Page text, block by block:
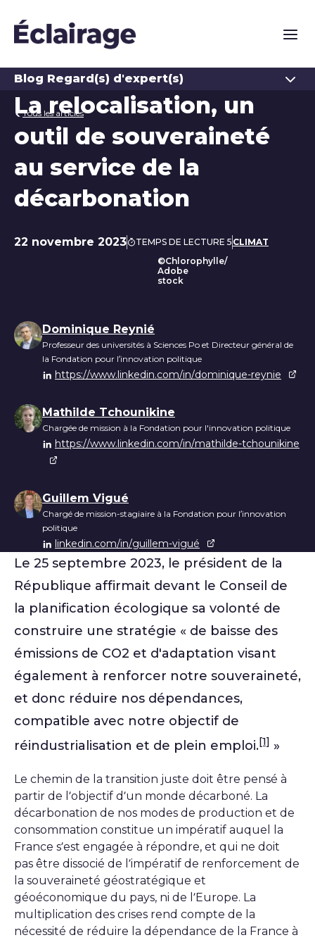
Blog Regard(s) d'expert(s)
Tous les articles
La relocalisation, un
outil de souveraineté
au service de la
décarbonation
Date de publication
22 novembre 2023 TEMPS DE LECTURE 5 CLIMAT
©Chlorophylle/
Adobe
stock
Liste des auteurs
Dominique Reynié
Professeur des universités à Sciences Po et Directeur général de
la Fondation pour l’innovation politique
https://www.linkedin.com/in/dominique-reynie
Mathilde Tchounikine
Chargée de mission à la Fondation pour l'innovation politique
https://www.linkedin.com/in/mathilde-tchounikine
Guillem Vigué
Chargé de mission-stagiaire à la Fondation pour l’innovation
politique
linkedin.com/in/guillem-vigué
Le 25 septembre 2023, le président de la
République affirmait devant le Conseil de
la planification écologique sa volonté de
construire une stratégie « de baisse des
émissions de CO2 et d'adaptation visant
également à renforcer notre souveraineté,
et donc réduire nos dépendances,
compatible avec notre objectif de
réindustrialisation et de plein emploi.[1] »
Le chemin de la transition juste doit être pensé à
partir de l’objectif d’un monde décarboné. La
décarbonation de nos modes de production et de
consommation constitue un impératif auquel la
France s’est engagée à répondre, et qui ne doit
pas être dissocié de l’impératif de renforcement de
la souveraineté géostratégique et
géoéconomique du pays, ni de l’Europe. La
multiplication des crises rend compte de la
nécessité de réduire la dépendance de la France à